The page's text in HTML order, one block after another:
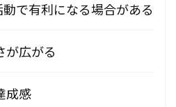
で有利になる場合がある
が広がる
成感